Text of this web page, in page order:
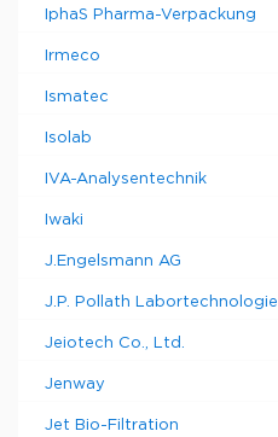
IphaS Pharma-Verpackung
Irmeco
Ismatec
Isolab
IVA-Analysentechnik
Iwaki
J.Engelsmann AG
J.P. Pollath Labortechnologie
Jeiotech Co., Ltd.
Jenway
Jet Bio-Filtration